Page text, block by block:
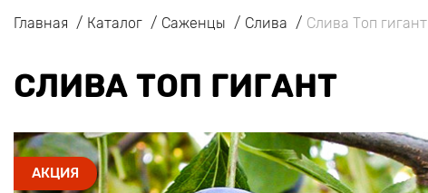
Главная Каталог Саженцы Слива Слива Топ гигант
СЛИВА ТОП ГИГАНТ
АКЦИЯ